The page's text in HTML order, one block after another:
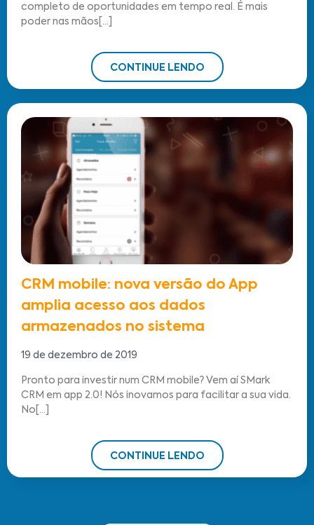
completo de oportunidades em tempo real. É mais
poder nas mãos[...]
CONTINUE LENDO
CRM mobile: nova versão do App
amplia acesso aos dados
armazenados no sistema
19 de dezembro de 2019
Pronto para investir num CRM mobile? Vem aí SMark
CRM em app 2.0! Nós inovamos para facilitar a sua vida.
No[...]
CONTINUE LENDO